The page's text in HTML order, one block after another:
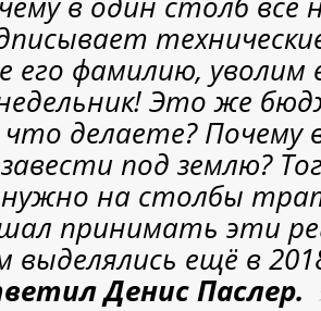
его фамилию, уволим
Это же
делаете? Почему
под землю?
на столбы
принимать эти
выделялись ещё в
Денис Паслер.